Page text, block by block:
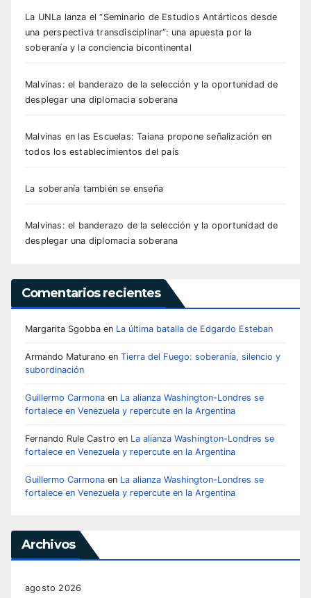
La UNLa lanza el “Seminario de Estudios Antárticos desde
una perspectiva transdisciplinar”: una apuesta por la
soberanía y la conciencia bicontinental
Malvinas: el banderazo de la selección y la oportunidad de
desplegar una diplomacia soberana
Malvinas en las Escuelas: Taiana propone señalización en
todos los establecimientos del país
La soberanía también se enseña
Malvinas: el banderazo de la selección y la oportunidad de
desplegar una diplomacia soberana
Comentarios recientes
Margarita Sgobba en La última batalla de Edgardo Esteban
Armando Maturano en Tierra del Fuego: soberanía, silencio y
subordinación
Guillermo Carmona en La alianza Washington-Londres se
fortalece en Venezuela y repercute en la Argentina
Fernando Rule Castro en La alianza Washington-Londres se
fortalece en Venezuela y repercute en la Argentina
Guillermo Carmona en La alianza Washington-Londres se
fortalece en Venezuela y repercute en la Argentina
Archivos
agosto 2026